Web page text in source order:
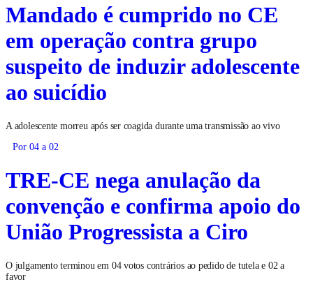
Mandado é cumprido no CE
em operação contra grupo
suspeito de induzir adolescente
ao suicídio
A adolescente morreu após ser coagida durante uma transmissão ao vivo
Por 04 a 02
TRE-CE nega anulação da
convenção e confirma apoio do
União Progressista a Ciro
O julgamento terminou em 04 votos contrários ao pedido de tutela e 02 a
favor